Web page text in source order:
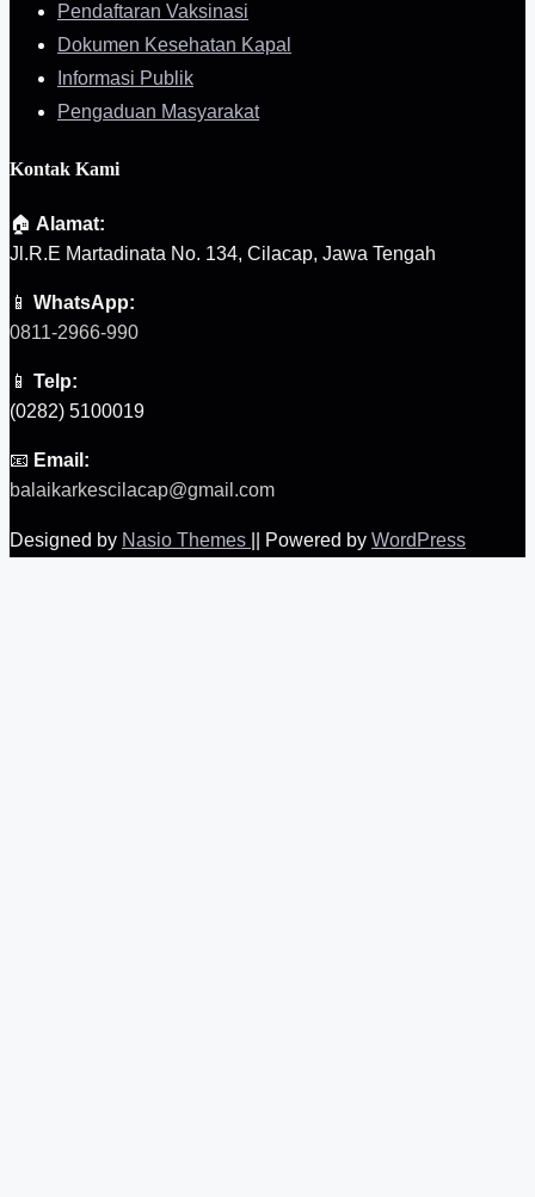
Pendaftaran Vaksinasi
Dokumen Kesehatan Kapal
Informasi Publik
Pengaduan Masyarakat
Kontak Kami
🏠 Alamat:
Jl.R.E Martadinata No. 134, Cilacap, Jawa Tengah
📱 WhatsApp:
0811-2966-990
📱 Telp:
(0282) 5100019
📧 Email:
balaikarkescilacap@gmail.com
Designed by Nasio Themes Powered by WordPress